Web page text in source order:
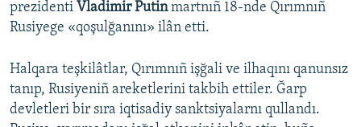
prezidenti Vladimir Putinmartnıñ 18-nde Qırımnıñ
Rusiyege «qoşulğanını» ilân etti.
Halqara teşkilâtlar, Qırımnıñ işğali ve ilhaqını qanunsız
tanıp, Rusiyeniñ areketlerini takbih ettiler. Ğarp
devletleri bir sıra iqtisadiy sanktsiyalarnı qullandı.